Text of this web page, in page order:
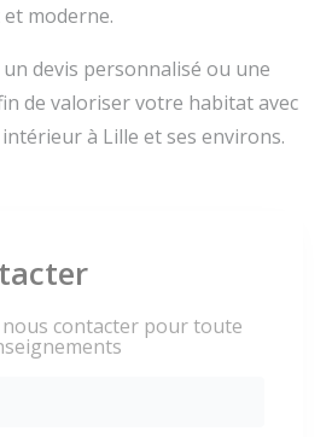
moderne.
devis personnalisé ou une
de valoriser votre habitat avec
à Lille et ses environs.
contacter pour toute